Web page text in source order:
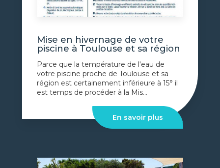
Mise en hivernage de votre
piscine à Toulouse et sa région
Parce que la température de l'eau de
votre piscine proche de Toulouse et sa
région est certainement inférieure à 15° il
est temps de procéder à la Mis...
En savoir plus